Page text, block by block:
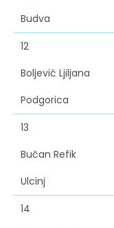
Budva
12
Boljević Ljiljana
Podgorica
13
Bučan Refik
Ulcinj
14